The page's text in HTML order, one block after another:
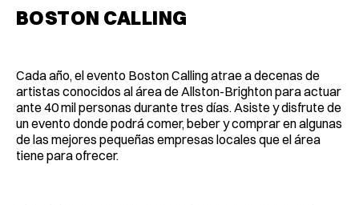
BOSTON CALLING
Cada año, el evento Boston Calling atrae a decenas de
artistas conocidos al área de Allston-Brighton para actuar
ante 40 mil personas durante tres días. Asiste y disfrute de
un evento donde podrá comer, beber y comprar en algunas
de las mejores pequeñas empresas locales que el área
tiene para ofrecer.